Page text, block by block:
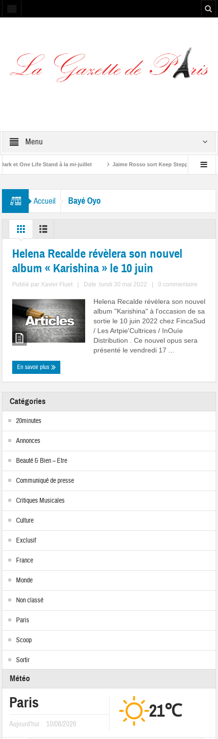
Menu
et One Life Stand à la mi-juillet Jaime Rosso sort Keep Stepping, son
Accueil Bayé Oyo
Helena Recalde révèlera son nouvel
album « Karishina » le 10 juin
Publié par Xavier Fluet Date :lundi 30 mai 2022 0 commentaire
Helena Recalde révèlera son nouvel
album "Karishina" à l'occasion de sa
sortie le 10 juin 2022 chez FincaSud
/ Les Artpie'Cultrices / InOuïe
Distribution . Ce nouvel opus sera
présenté le vendredi 17 ...
En savoir plus
Catégories
20minutes
Annonces
Beauté & Bien – Etre
Communiqué de presse
Critiques Musicales
Culture
Exclusif
France
Monde
Non classé
Paris
Scoop
Sortir
Météo
Paris
Aujourd'hui 10/08/2026
21℃